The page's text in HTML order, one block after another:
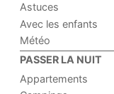
Astuces
Avec les enfants
Météo
PASSER LA NUIT
Appartements